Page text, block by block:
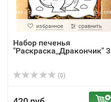
избранное сравнить
Набор печенья
"Раскраска_Дракончик" 3
(0)